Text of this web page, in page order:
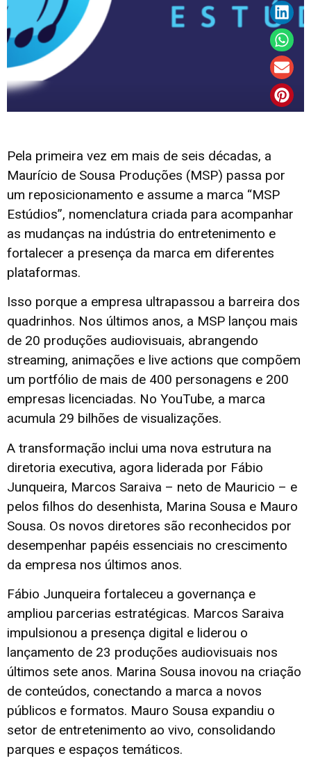
Pela primeira vez em mais de seis décadas, a
Maurício de Sousa Produções (MSP) passa por
um reposicionamento e assume a marca “MSP
Estúdios”, nomenclatura criada para acompanhar
as mudanças na indústria do entretenimento e
fortalecer a presença da marca em diferentes
plataformas.
Isso porque a empresa ultrapassou a barreira dos
quadrinhos. Nos últimos anos, a MSP lançou mais
de 20 produções audiovisuais, abrangendo
streaming, animações e live actions que compõem
um portfólio de mais de 400 personagens e 200
empresas licenciadas. No YouTube, a marca
acumula 29 bilhões de visualizações.
A transformação inclui uma nova estrutura na
diretoria executiva, agora liderada por Fábio
Junqueira, Marcos Saraiva – neto de Mauricio – e
pelos filhos do desenhista, Marina Sousa e Mauro
Sousa. Os novos diretores são reconhecidos por
desempenhar papéis essenciais no crescimento
da empresa nos últimos anos.
Fábio Junqueira fortaleceu a governança e
ampliou parcerias estratégicas. Marcos Saraiva
impulsionou a presença digital e liderou o
lançamento de 23 produções audiovisuais nos
últimos sete anos. Marina Sousa inovou na criação
de conteúdos, conectando a marca a novos
públicos e formatos. Mauro Sousa expandiu o
setor de entretenimento ao vivo, consolidando
parques e espaços temáticos.